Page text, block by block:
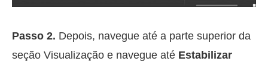
Passo 2. Depois, navegue até a parte superior da
seção Visualização e navegue até Estabilizar